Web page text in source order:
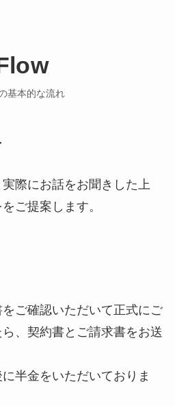
基本的な流れ
際にお話をお聞きした上
ご提案します。
ご確認いただいて正式にご
、契約書とご請求書をお送
半金をいただいておりま